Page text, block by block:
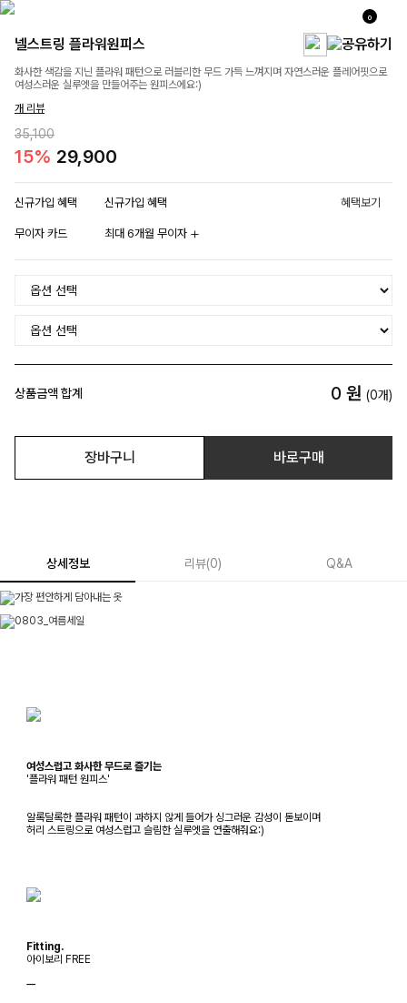
0
넬스트링 플라워원피스
화사한 색감을 지닌 플라워 패턴으로 러블리한 무드 가득 느껴지며 자연스러운 플레어핏으로
여성스러운 실루엣을 만들어주는 원피스에요:)
개 리뷰
35,100
15% 29,900
신규가입 혜택 신규가입 혜택 혜택보기
무이자 카드 최대 6개월 무이자
상품금액 합계 0 원 (0개)
장바구니 바로구매
상세정보 리뷰(0) Q&A
여성스럽고 화사한 무드로 즐기는
'플라워 패턴 원피스'
알록달록한 플라워 패턴이 과하지 않게 들어가 싱그러운 감성이 돋보이며
허리 스트링으로 여성스럽고 슬림한 실루엣을 연출해줘요:)
Fitting.
아이보리 FREE
ㅡ